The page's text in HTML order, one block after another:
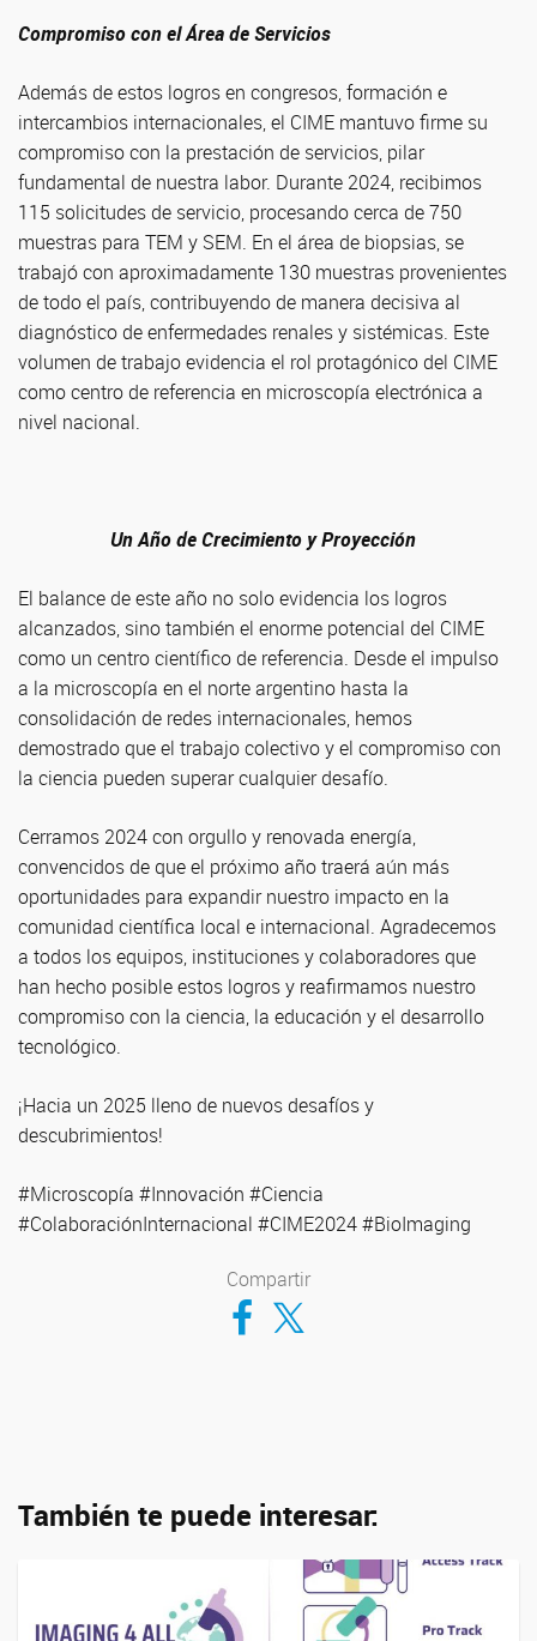
Compromiso con el Área de Servicios
Además de estos logros en congresos, formación e
intercambios internacionales, el CIME mantuvo firme su
compromiso con la prestación de servicios, pilar
fundamental de nuestra labor. Durante 2024, recibimos
115 solicitudes de servicio, procesando cerca de 750
muestras para TEM y SEM. En el área de biopsias, se
trabajó con aproximadamente 130 muestras provenientes
de todo el país, contribuyendo de manera decisiva al
diagnóstico de enfermedades renales y sistémicas. Este
volumen de trabajo evidencia el rol protagónico del CIME
como centro de referencia en microscopía electrónica a
nivel nacional.
Un Año de Crecimiento y Proyección
El balance de este año no solo evidencia los logros
alcanzados, sino también el enorme potencial del CIME
como un centro científico de referencia. Desde el impulso
a la microscopía en el norte argentino hasta la
consolidación de redes internacionales, hemos
demostrado que el trabajo colectivo y el compromiso con
la ciencia pueden superar cualquier desafío.
Cerramos 2024 con orgullo y renovada energía,
convencidos de que el próximo año traerá aún más
oportunidades para expandir nuestro impacto en la
comunidad científica local e internacional. Agradecemos
a todos los equipos, instituciones y colaboradores que
han hecho posible estos logros y reafirmamos nuestro
compromiso con la ciencia, la educación y el desarrollo
tecnológico.
¡Hacia un 2025 lleno de nuevos desafíos y
descubrimientos!
#Microscopía #Innovación #Ciencia
#ColaboraciónInternacional #CIME2024 #BioImaging
Compartir
Compartir en Facebook
Compartir en Twitter
También te puede interesar: